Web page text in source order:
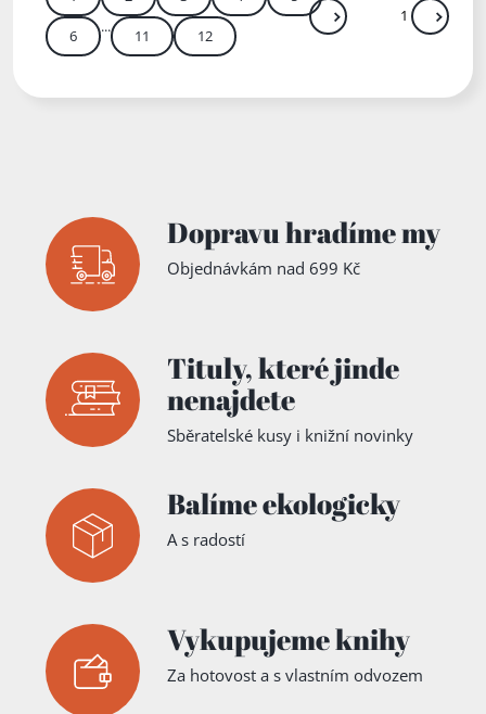
6 ... 11 12 Další Přejít
Dopravu hradíme my
Objednávkám nad 699 Kč
Tituly,které jinde
nenajdete
Sběratelské kusy i knižní novinky
Balíme ekologicky
A s radostí
Vykupujeme knihy
Za hotovost a s vlastním odvozem